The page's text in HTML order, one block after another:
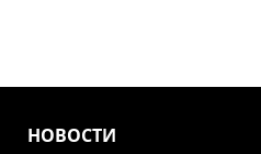
НОВОСТИ